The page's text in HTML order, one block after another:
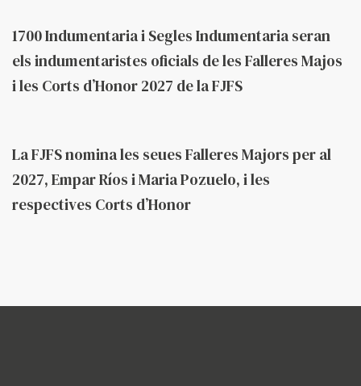
1700 Indumentaria i Segles Indumentaria seran
els indumentaristes oficials de les Falleres Majos
i les Corts d’Honor 2027 de la FJFS
La FJFS nomina les seues Falleres Majors per al
2027, Empar Ríos i Maria Pozuelo, i les
respectives Corts d’Honor